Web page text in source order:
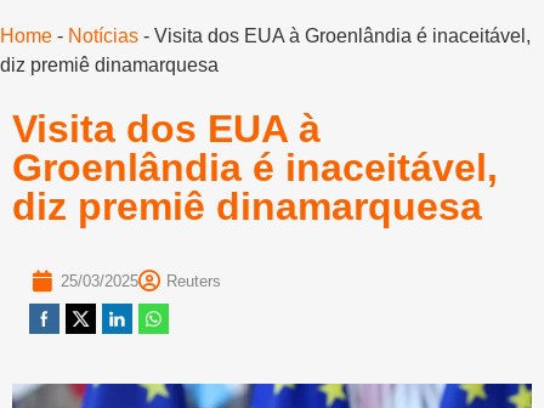
Home - Notícias - Visita dos EUA à Groenlândia é inaceitável,
diz premiê dinamarquesa
Visita dos EUA à
Groenlândia é inaceitável,
diz premiê dinamarquesa
25/03/2025 Reuters